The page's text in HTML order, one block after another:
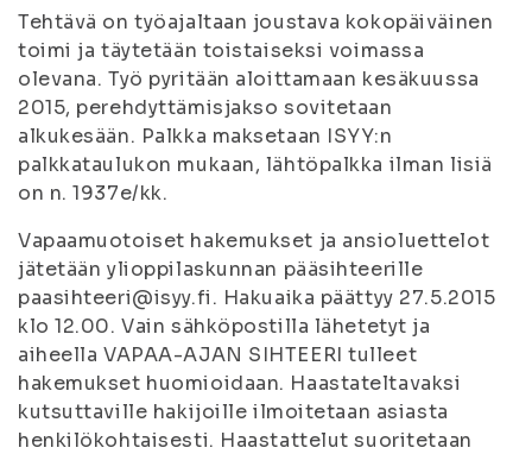
Tehtävä on työajaltaan joustava kokopäiväinen
toimi ja täytetään toistaiseksi voimassa
olevana. Työ pyritään aloittamaan kesäkuussa
2015, perehdyttämisjakso sovitetaan
alkukesään. Palkka maksetaan ISYY:n
palkkataulukon mukaan, lähtöpalkka ilman lisiä
on n. 1937e/kk.
Vapaamuotoiset hakemukset ja ansioluettelot
jätetään ylioppilaskunnan pääsihteerille
paasihteeri@isyy.fi. Hakuaika päättyy 27.5.2015
klo 12.00. Vain sähköpostilla lähetetyt ja
aiheella VAPAA-AJAN SIHTEERI tulleet
hakemukset huomioidaan. Haastateltavaksi
kutsuttaville hakijoille ilmoitetaan asiasta
henkilökohtaisesti. Haastattelut suoritetaan